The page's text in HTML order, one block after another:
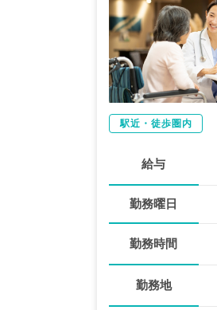
駅近・徒歩圏内
給与
勤務曜日
勤務時間
勤務地